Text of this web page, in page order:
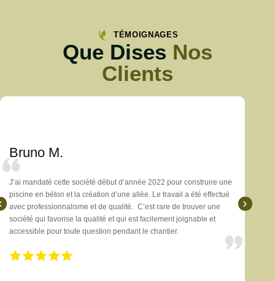
TÉMOIGNAGES
Que Dises Nos
Clients
Bruno M.
J’ai mandaté cette société début d’année 2022 pour construire une
piscine en béton et la création d’une allée. Le travail a été effectué
avec professionnalisme et de qualité. C’est rare de trouver une
société qui favorise la qualité et qui est facilement joignable et
accessible pour toute question pendant le chantier.